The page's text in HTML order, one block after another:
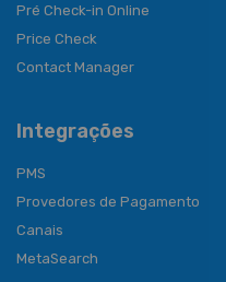
Pré Check-in Online
Price Check
Contact Manager
Integrações
PMS
Provedores de Pagamento
Canais
MetaSearch